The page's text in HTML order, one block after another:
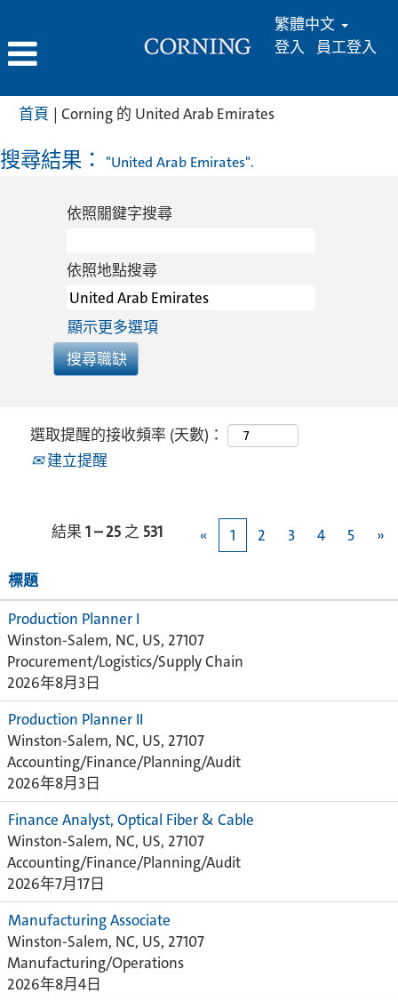
繁體中文
登入
員工登入
首頁 | Corning 的 United Arab Emirates(目
搜尋結果： "United Arab Emirates".
依照關鍵字搜尋
依照地點搜尋
顯示更多選項
選取提醒的接收頻率 (天數)：
建立提醒
結果 1 – 25 之 531 « 1 2 3 4 5 »
標題
Production Planner I
Winston-Salem, NC, US, 27107
Procurement/Logistics/Supply Chain
2026年8月3日
Production Planner II
Winston-Salem, NC, US, 27107
Accounting/Finance/Planning/Audit
2026年8月3日
Finance Analyst, Optical Fiber & Cable
Winston-Salem, NC, US, 27107
Accounting/Finance/Planning/Audit
2026年7月17日
Manufacturing Associate
Winston-Salem, NC, US, 27107
Manufacturing/Operations
2026年8月4日